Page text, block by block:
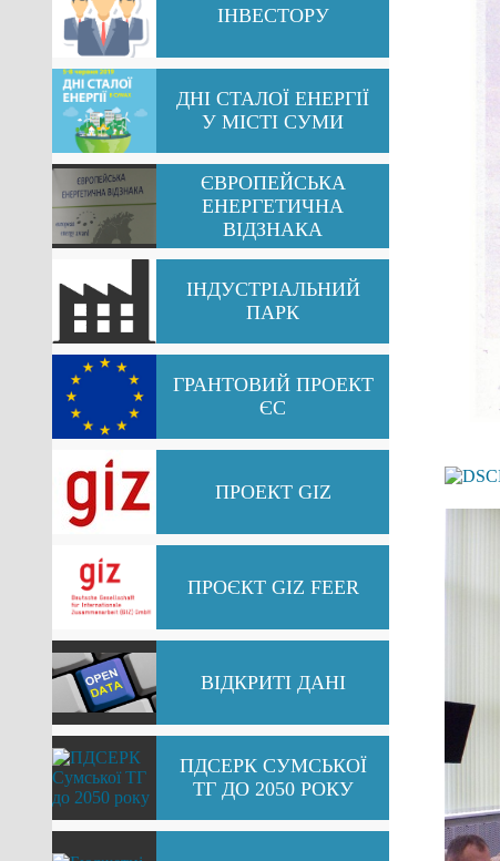
ІНВЕСТОРУ
ДНІ СТАЛОЇ ЕНЕРГІЇ
У МІСТІ СУМИ
ЄВРОПЕЙСЬКА
ЕНЕРГЕТИЧНА
ВІДЗНАКА
ІНДУСТРІАЛЬНИЙ
ПАРК
ГРАНТОВИЙ ПРОЕКТ
ЄС
ПРОЕКТ GIZ
ПРОЄКТ GIZ FEER
ВІДКРИТІ ДАНІ
ПДСЕРК СУМСЬКОЇ
ТГ ДО 2050 РОКУ